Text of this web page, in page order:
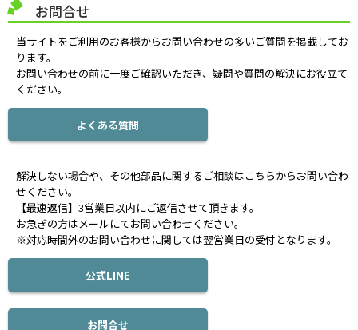
お問合せ
当サイトをご利用のお客様からお問い合わせの多いご質問を掲載してお
ります。
お問い合わせの前に一度ご確認いただき、疑問や質問の解決にお役立て
ください。
よくある質問
解決しない場合や、その他部品に関するご相談はこちらからお問い合わ
せください。
【最速返信】3営業日以内にご返信させて頂きます。
お急ぎの方はメールにてお問い合わせください。
※対応時間外のお問い合わせに関しては翌営業日の受付となります。
公式LINE
お問合せ